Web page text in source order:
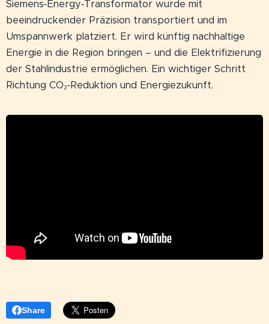
Siemens‑Energy‑Transformator wurde mit
beeindruckender Präzision transportiert und im
Umspannwerk platziert. Er wird künftig nachhaltige
Energie in die Region bringen – und die Elektrifizierung
der Stahlindustrie ermöglichen. Ein wichtiger Schritt
Richtung CO₂‑Reduktion und Energiezukunft.
Share